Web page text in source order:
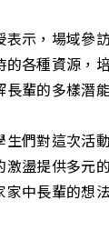
表示，場域參
的各種資源，
長輩的多樣潛
生們對這次活
激盪提供多元
中長輩的想法